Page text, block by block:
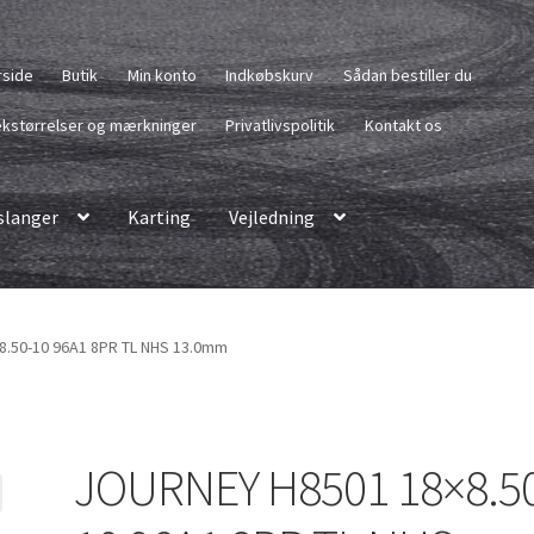
Butik Min konto Indkøbskurv Sådan bestiller du
og mærkninger Privatlivspolitik Kontakt os
Karting
Vejledning
10 96A1 8PR TL NHS 13.0mm
JOURNEY H8501